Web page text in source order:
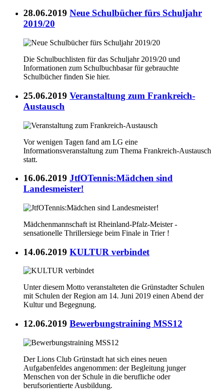
28.06.2019 Neue Schulbücher fürs Schuljahr
2019/20
Die Schulbuchlisten für das Schuljahr 2019/20 und
Informationen zum Schulbuchbasar für gebrauchte
Schulbücher finden Sie hier.
25.06.2019 Veranstaltung zum Frankreich-
Austausch
Vor wenigen Tagen fand am LG eine
Informationsveranstaltung zum Thema Frankreich-Austausch
statt.
16.06.2019 JtfOTennis:Mädchen sind
Landesmeister!
Mädchenmannschaft ist Rheinland-Pfalz-Meister -
sensationelle Thrillersiege beim Finale in Trier !
14.06.2019 KULTUR verbindet
Unter diesem Motto veranstalteten die Grünstadter Schulen
mit Schulen der Region am 14. Juni 2019 einen Abend der
Kultur und Begegnung.
12.06.2019 Bewerbungstraining MSS12
Der Lions Club Grünstadt hat sich eines neuen
Aufgabenfeldes angenommen: der Begleitung junger
Menschen von der Schule in die berufliche oder
berufsorientierte Ausbildung.